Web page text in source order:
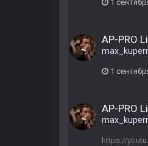
1
AP-PRO
1
AP-PRO
https://